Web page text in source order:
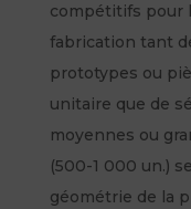
compétitifs pour
fabrication tant
prototypes ou
unitaire que de
moyennes ou
(500-1 000 un.)
géométrie de la